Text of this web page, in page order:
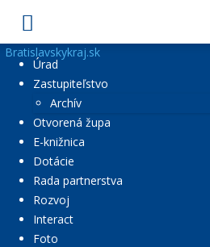
Bratislavskykraj.sk
Úrad
Zastupiteľstvo
Archív
Otvorená župa
E-knižnica
Dotácie
Rada partnerstva
Rozvoj
Interact
Foto